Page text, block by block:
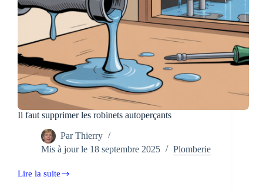
Il faut supprimer les robinets autoperçants
Par Thierry
Mis à jour le 18 septembre 2025 Plomberie
Lire la suite
Il